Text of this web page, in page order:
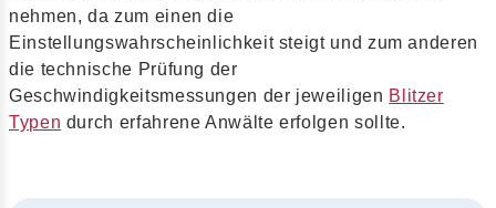
nehmen, da zum einen die
Einstellungswahrscheinlichkeit steigt und zum anderen
die technische Prüfung der
Geschwindigkeitsmessungen der jeweiligen Blitzer
Typen durch erfahrene Anwälte erfolgen sollte.